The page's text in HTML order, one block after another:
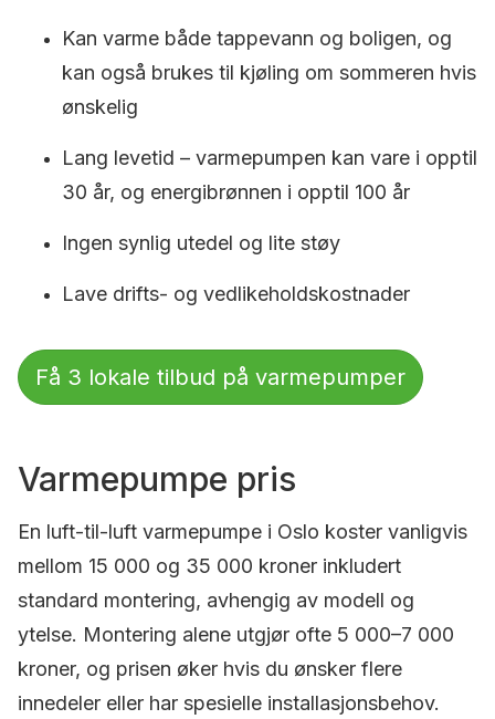
Kan varme både tappevann og boligen, og
kan også brukes til kjøling om sommeren hvis
ønskelig
Lang levetid – varmepumpen kan vare i opptil
30 år, og energibrønnen i opptil 100 år
Ingen synlig utedel og lite støy
Lave drifts- og vedlikeholdskostnader
Få 3 lokale tilbud på varmepumper
Varmepumpe pris
En luft-til-luft varmepumpe i Oslo koster vanligvis
mellom 15 000 og 35 000 kroner inkludert
standard montering, avhengig av modell og
ytelse. Montering alene utgjør ofte 5 000–7 000
kroner, og prisen øker hvis du ønsker flere
innedeler eller har spesielle installasjonsbehov.